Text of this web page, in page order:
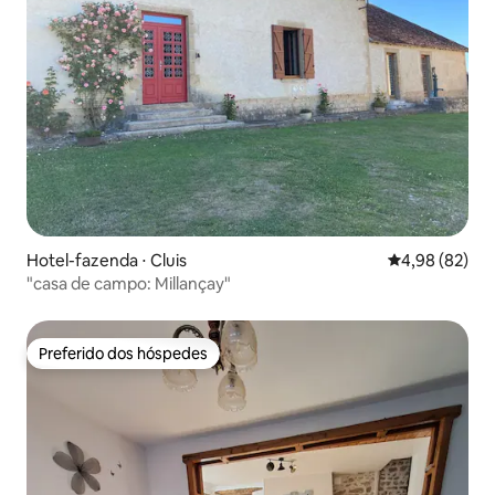
Hotel-fazenda ⋅ Cluis 4,98 de uma
4,98 (82)
"casa de campo: Millançay"
Preferido dos hóspedes
Preferido dos hóspedes